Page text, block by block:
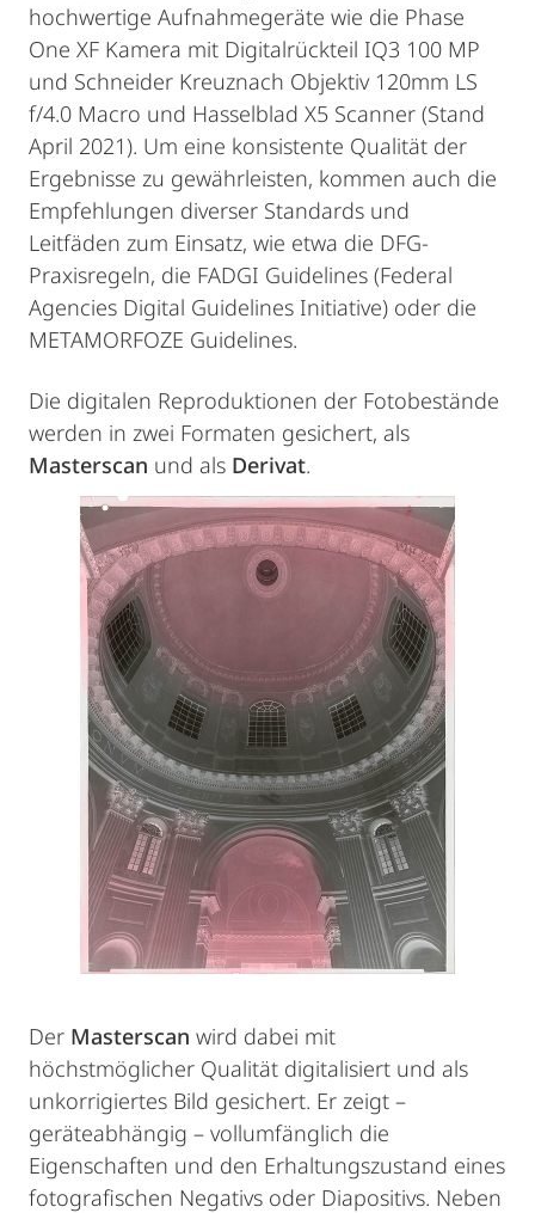
hochwertige Aufnahmegeräte wie die Phase
One XF Kamera mit Digitalrückteil IQ3 100 MP
und Schneider Kreuznach Objektiv 120mm LS
f/4.0 Macro und Hasselblad X5 Scanner (Stand
April 2021). Um eine konsistente Qualität der
Ergebnisse zu gewährleisten, kommen auch die
Empfehlungen diverser Standards und
Leitfäden zum Einsatz, wie etwa die DFG-
Praxisregeln, die FADGI Guidelines (Federal
Agencies Digital Guidelines Initiative) oder die
METAMORFOZE Guidelines.
Die digitalen Reproduktionen der Fotobestände
werden in zwei Formaten gesichert, als
Masterscan und als Derivat.
Der Masterscan wird dabei mit
höchstmöglicher Qualität digitalisiert und als
unkorrigiertes Bild gesichert. Er zeigt –
geräteabhängig – vollumfänglich die
Eigenschaften und den Erhaltungszustand eines
fotografischen Negativs oder Diapositivs. Neben